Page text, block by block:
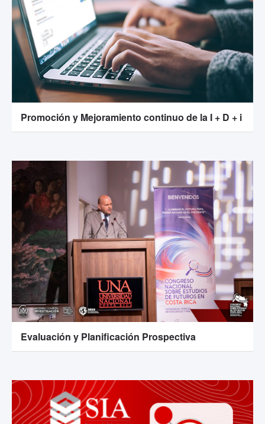
Promoción y Mejoramiento continuo de la I + D + i
Evaluación y Planificación Prospectiva